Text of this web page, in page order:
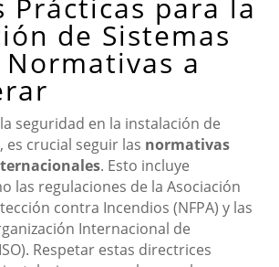
de Sistemas
Normativas a
seguridad en la instalación de
es crucial seguir las normativas
. Esto incluye
las regulaciones de la Asociación
contra Incendios (NFPA) y las
Internacional de
Respetar estas directrices